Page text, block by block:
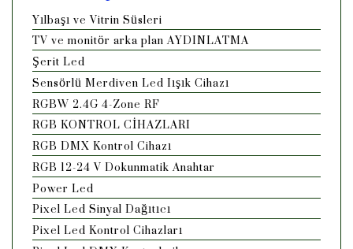
Yılbaşı ve Vitrin Süsleri
TV ve monitör arka plan AYDINLATMA
Şerit Led
Sensörlü Merdiven Led Iışık Cihazı
RGBW 2.4G 4-Zone RF
RGB KONTROL CİHAZLARI
RGB DMX Kontrol Cihazı
RGB 12-24 V Dokunmatik Anahtar
Power Led
Pixel Led Sinyal Dağıtıcı
Pixel Led Kontrol Cihazları